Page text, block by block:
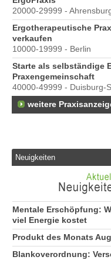
20000-29999 -
Ergotherapeutische
verkaufen
10000-19999 - Berlin
Starte als selbständige
Praxengemeinschaft
40000-49999 - Duisburg-
weitere
Neuigkeiten
Mentale Erschöpfung:
viel Energie kostet
Produkt des Monats
Blankoverordnung: